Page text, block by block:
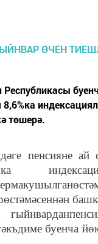
төшерә.
пенсияне ай
буенча